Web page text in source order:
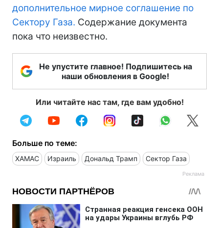
дополнительное мирное соглашение по
Сектору Газа. Содержание документа
пока что неизвестно.
Не упустите главное! Подпишитесь на
наши обновления в Google!
Или читайте нас там, где вам удобно!
Больше по теме:
ХАМАС Израиль Дональд Трамп Сектор Газа